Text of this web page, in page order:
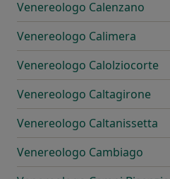
Venereologo Calenzano
Venereologo Calimera
Venereologo Calolziocorte
Venereologo Caltagirone
Venereologo Caltanissetta
Venereologo Cambiago